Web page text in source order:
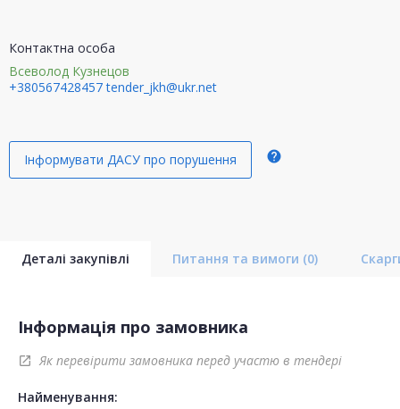
Контактна особа
Всеволод Кузнецов
+380567428457 tender_jkh@ukr.net
Інформувати ДАСУ про порушення help
Деталі закупівлі Питання та вимоги (0)
Інформація про замовника
open_in_new Як перевірити замовника перед участю в тендері
Найменування: